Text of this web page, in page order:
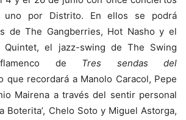
uno por Distrito. En ellos se podrá
de The Gangberries, Hot Nasho y el
Quintet, el jazz-swing de The Swing
de Tres sendas del
que recordará a Manolo Caracol, Pepe
Mairena a través del sentir personal
Boterita’, Chelo Soto y Miguel Astorga,